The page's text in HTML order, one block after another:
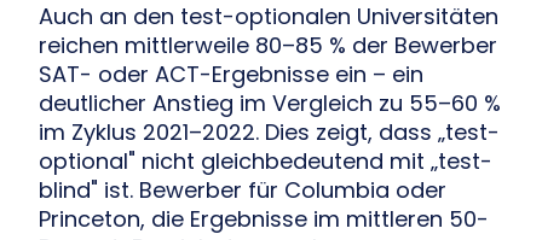
Auch an den test-optionalen Universitäten
reichen mittlerweile 80–85 % der Bewerber
SAT- oder ACT-Ergebnisse ein – ein
deutlicher Anstieg im Vergleich zu 55–60 %
im Zyklus 2021–2022. Dies zeigt, dass „test-
optional" nicht gleichbedeutend mit „test-
blind" ist. Bewerber für Columbia oder
Princeton, die Ergebnisse im mittleren 50-